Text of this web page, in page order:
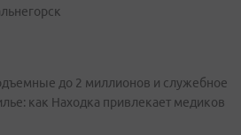
до 2 миллионов и служебное
как Находка привлекает медиков